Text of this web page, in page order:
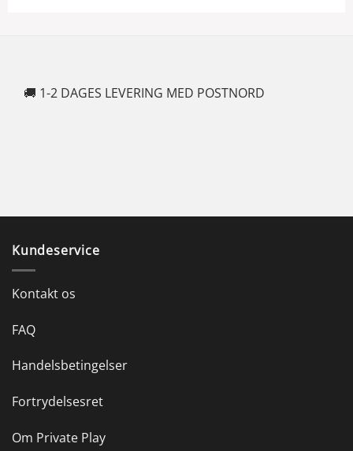
🚚 1-2 DAGES LEVERING MED POSTNORD
Kundeservice
Kontakt os
FAQ
Handelsbetingelser
Fortrydelsesret
Om Private Play